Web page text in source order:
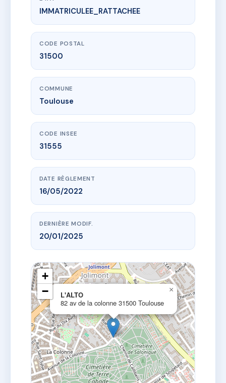
www.vme.plus/AH5429287
L'ALTO
82 av de la colonne
IMMATRICULEE_RATTACHEE
CODE POSTAL
31500
COMMUNE
Toulouse
CODE INSEE
31555
DATE RÈGLEMENT
16/05/2022
DERNIÈRE MODIF.
20/01/2025
L'ALTO
82 av de la colonne 31500 Toulouse
×
+
−